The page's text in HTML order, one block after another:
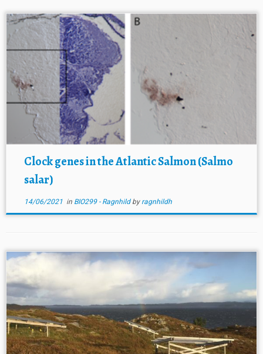
Clock genes in the Atlantic Salmon (Salmo
salar)
14/06/2021in BIO299 - Ragnhild by ragnhildh